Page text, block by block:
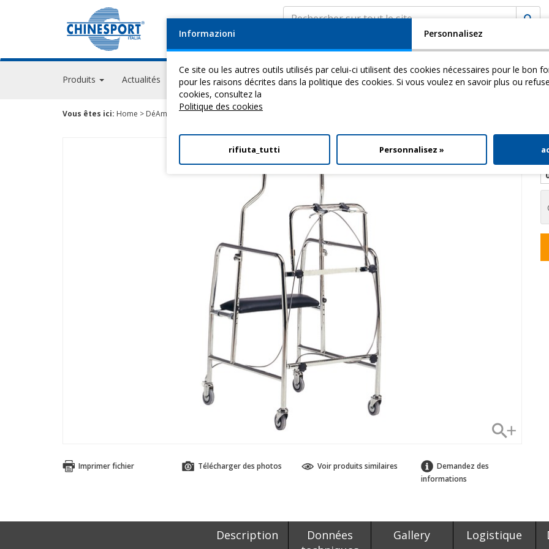
Produits Actualités Evénements GPS Academy Video Download
Vous êtes ici: Home > DéAmbulateurs>DéAmbulateurs
Imprimer fichier Télécharger des photos Voir produits similaires
Demandez des
informations
Description
Données
Gallery Logistique
Informazioni Personnalisez
Ce site ou les autres outils utilisés par celui-ci utilisent des cookies nécessaires pour le bon
pour les raisons décrites dans la politique des cookies. Si vous voulez en savoir plus ou
cookies, consultez la
Politique des cookies
rifiuta_tutti Personnalisez »